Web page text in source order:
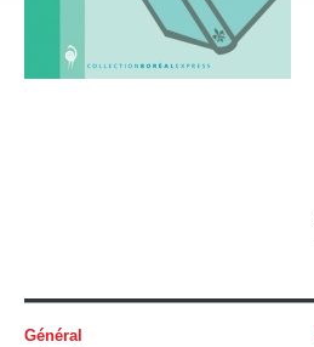
Général